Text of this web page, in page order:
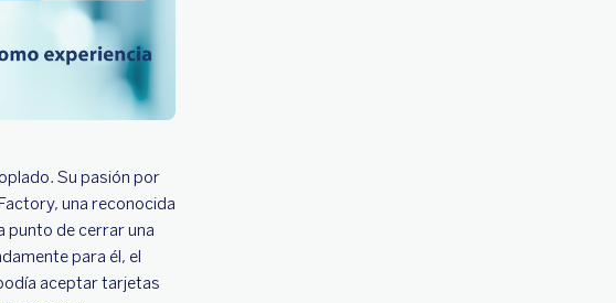
Su pasión por
una reconocida
punto de cerrar una
para él, el
aceptar tarjetas